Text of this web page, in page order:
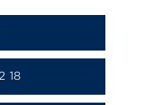
18